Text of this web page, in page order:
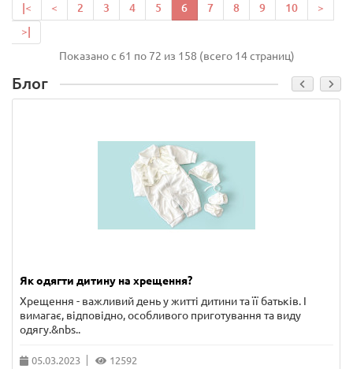
|< < 2 3 4 5 6 7 8 9 10
>
>|
Показано с 61 по 72 из 158 (всего 14 страниц)
Блог
Як одягти дитину на хрещення?
Хрещення - важливий день у житті дитини та її батьків. І
вимагає, відповідно, особливого приготування та виду
одягу.&nbs..
05.03.2023 12592